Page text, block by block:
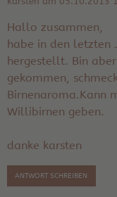
Hallo zusammen,
habe in den letzten
hergestellt. Bin
gekommen,
Birnenaroma.Kann
Willibirnen geben.
danke karsten
ANTWORT SCHREIBEN